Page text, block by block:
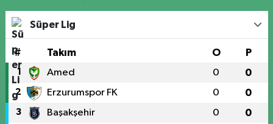
Süper Lig
# Takım O P
1 Amed 0 0
2 Erzurumspor FK 0 0
3 Başakşehir 0 0